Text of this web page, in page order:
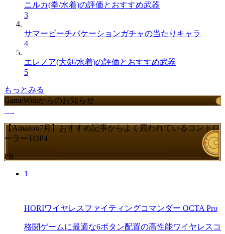
ニルカ(拳/水着)の評価とおすすめ武器
3
サマービーチバケーションガチャの当たりキャラ
4
エレノア(大剣/水着)の評価とおすすめ武器
5
もっとみる
GameWithからのお知らせ
【Amazon7月】おすすめ記事からよく買われているコントロ
ーラーTOP4
PR
1
HORIワイヤレスファイティングコマンダー OCTA Pro
格闘ゲームに最適な6ボタン配置の高性能ワイヤレスコ